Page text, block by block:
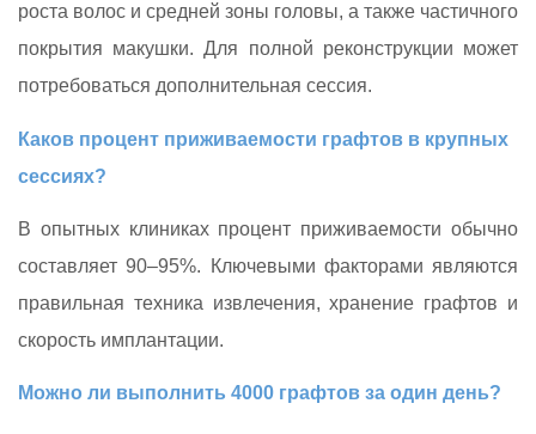
роста волос и средней зоны головы, а также частичного
покрытия макушки. Для полной реконструкции может
потребоваться дополнительная сессия.
Каков процент приживаемости графтов в крупных
сессиях?
В опытных клиниках процент приживаемости обычно
составляет 90–95%. Ключевыми факторами являются
правильная техника извлечения, хранение графтов и
скорость имплантации.
Можно ли выполнить 4000 графтов за один день?